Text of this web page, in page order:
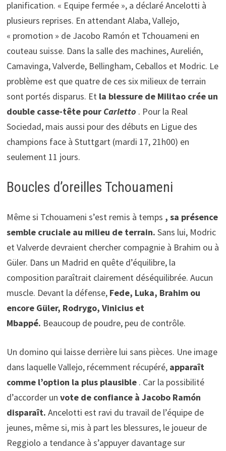
planification. « Equipe fermée », a déclaré Ancelotti à
plusieurs reprises. En attendant Alaba, Vallejo,
« promotion » de Jacobo Ramón et Tchouameni en
couteau suisse. Dans la salle des machines, Aurelién,
Camavinga, Valverde, Bellingham, Ceballos et Modric. Le
problème est que quatre de ces six milieux de terrain
sont portés disparus. Et la blessure de Militao crée un
double casse-tête pour Carletto . Pour la Real
Sociedad, mais aussi pour des débuts en Ligue des
champions face à Stuttgart (mardi 17, 21h00) en
seulement 11 jours.
Boucles d’oreilles Tchouameni
Même si Tchouameni s’est remis à temps , sa présence
semble cruciale au milieu de terrain. Sans lui, Modric
et Valverde devraient chercher compagnie à Brahim ou à
Güler. Dans un Madrid en quête d’équilibre, la
composition paraîtrait clairement déséquilibrée. Aucun
muscle. Devant la défense, Fede, Luka, Brahim ou
encore Güler, Rodrygo, Vinicius et
Mbappé. Beaucoup de poudre, peu de contrôle.
Un domino qui laisse derrière lui sans pièces. Une image
dans laquelle Vallejo, récemment récupéré, apparaît
comme l’option la plus plausible. Car la possibilité
d’accorder un vote de confiance à Jacobo Ramón
disparaît. Ancelotti est ravi du travail de l’équipe de
jeunes, même si, mis à part les blessures, le joueur de
Reggiolo a tendance à s’appuyer davantage sur